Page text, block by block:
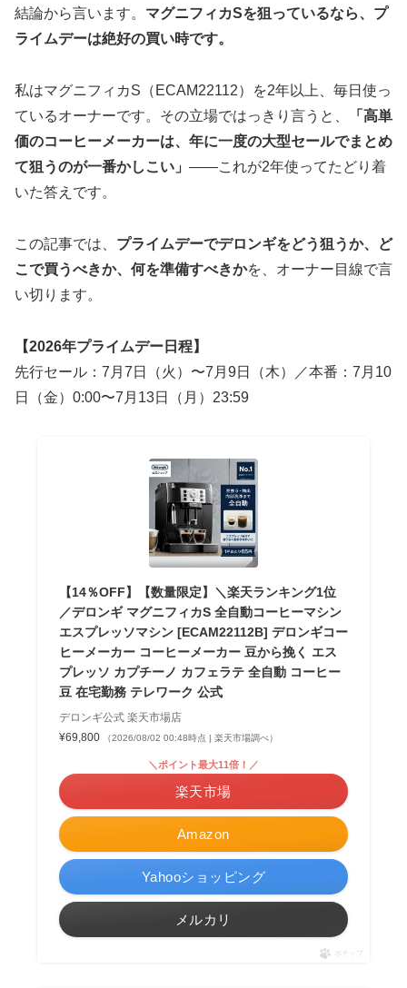
結論から言います。 マグニフィカSを狙っているなら、プ
ライムデーは絶好の買い時です。
私はマグニフィカS（ECAM22112）を2年以上、毎日使っ
ているオーナーです。その立場ではっきり言うと、
「高単
価のコーヒーメーカーは、年に一度の大型セールでまとめ
て狙うのが一番かしこい」 ——これが2年使ってたどり着
いた答えです。
この記事では、 プライムデーでデロンギをどう狙うか、ど
こで買うべきか、何を準備すべきかを、オーナー目線で言
い切ります。
【2026年プライムデー日程】
先行セール：7月7日（火）〜7月9日（木）／本番：7月10
日（金）0:00〜7月13日（月）23:59
【14％OFF】【数量限定】＼楽天ランキング1位
／デロンギ マグニフィカS 全自動コーヒーマシン
エスプレッソマシン [ECAM22112B] デロンギコー
ヒーメーカー コーヒーメーカー 豆から挽く エス
プレッソ カプチーノ カフェラテ 全自動 コーヒー
豆 在宅勤務 テレワーク 公式
デロンギ公式 楽天市場店
¥69,800
（2026/08/02 00:48時点 | 楽天市場調べ）
Amazon
＼ポイント最大11倍！／
楽天市場
Yahooショッピング
メルカリ
ポチップ